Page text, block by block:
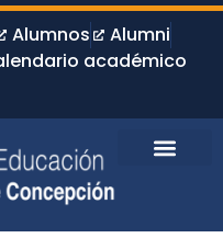
Alumnos
Alumni
académico